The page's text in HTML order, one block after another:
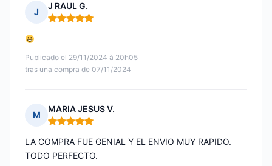
J
J RAUL G.
Nota: 5 de 5
Publicado el 29/11/2024 à 20h05
tras una compra de 07/11/2024
M
MARIA JESUS V.
Nota: 5 de 5
LA COMPRA FUE GENIAL Y EL ENVIO MUY RAPIDO.
TODO PERFECTO.